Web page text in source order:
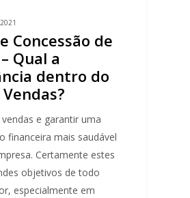
Concessão de
Qual a
dentro do
e garantir uma
financeira mais saudável
Certamente estes
objetivos de todo
especialmente em